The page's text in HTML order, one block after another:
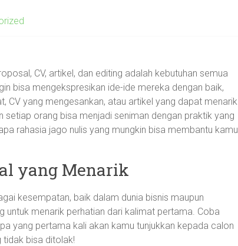
CV, artikel, dan editing adalah kebutuhan semua
bisa mengekspresikan ide-ide mereka dengan baik,
CV yang mengesankan, atau artikel yang dapat menarik
setiap orang bisa menjadi seniman dengan praktik yang
rahasia jago nulis yang mungkin bisa membantu kamu
yang Menarik
kesempatan, baik dalam dunia bisnis maupun
menarik perhatian dari kalimat pertama. Coba
yang pertama kali akan kamu tunjukkan kepada calon
tidak bisa ditolak!